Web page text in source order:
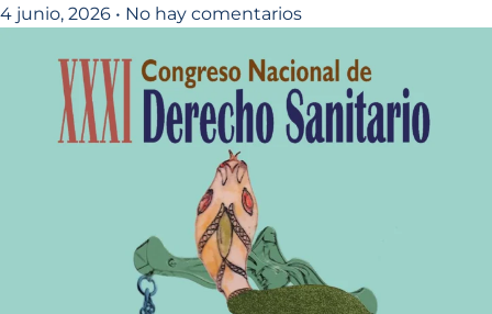
4 junio, 2026
No hay comentarios